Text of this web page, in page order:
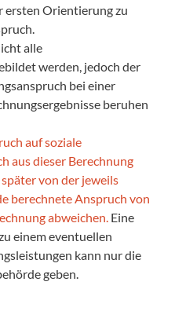
ersten Orientierung zu
alle
werden, jedoch der
bei einer
beruhen
auf soziale
aus dieser Berechnung
von der jeweils
berechnete Anspruch von
abweichen. Eine
einem eventuellen
kann nur die
geben.